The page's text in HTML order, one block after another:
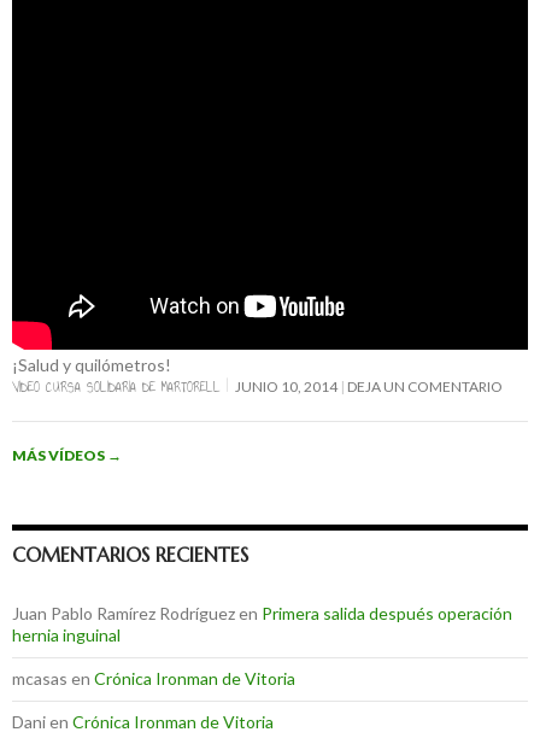
¡Salud y quilómetros!
VIDEO CURSA SOLIDARIA DE MARTORELL
JUNIO 10, 2014 DEJA UN COMENTARIO
MÁS VÍDEOS →
COMENTARIOS RECIENTES
Juan Pablo Ramírez Rodríguezen Primera salida después operación
hernia inguinal
mcasas en Crónica Ironman de Vitoria
Danien Crónica Ironman de Vitoria